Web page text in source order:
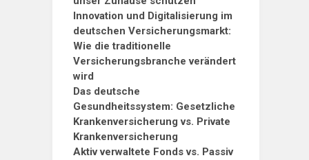
Innovation und Digitalisierung im
deutschen Versicherungsmarkt:
Wie die traditionelle
Versicherungsbranche verändert
wird
Das deutsche
Gesundheitssystem: Gesetzliche
Krankenversicherung vs. Private
Krankenversicherung
Aktiv verwaltete Fonds vs. Passiv